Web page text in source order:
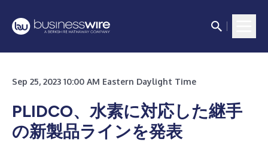
Sep 25, 2023 10:00 AM Eastern Daylight Time
PLIDCO、水素に対応した継手
の新製品ラインを発表